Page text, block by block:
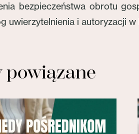
bezpieczeństwa obrotu
uwierzytelnienia i autoryzacji
powiązane